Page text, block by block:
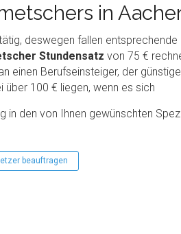
in
deswegen fallen entsprechende
Stundensatz von 75 €
einen Berufseinsteiger, der
100 € liegen, wenn es sich
in den von Ihnen gewünschten
beauftragen